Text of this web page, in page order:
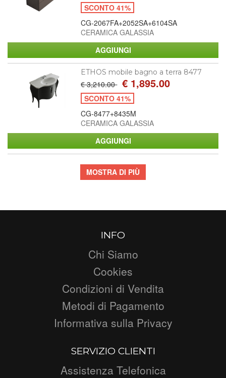
SCONTO 41%
CG-2067FA+2052SA+6104SA
CERAMICA GALASSIA
ETHOS mobile bagno a terra 8477
€ 3,210.00 € 1,895.00
SCONTO 41%
CG-8477+8435M
CERAMICA GALASSIA
MOSTRA DI PIÙ
INFO
Chi Siamo
Cookies
Condizioni di Vendita
Metodi di Pagamento
Informativa sulla Privacy
SERVIZIO CLIENTI
Assistenza Telefonica